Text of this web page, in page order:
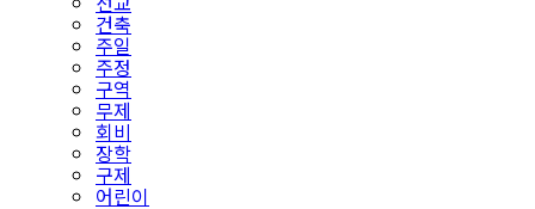
건축
주일
주정
구역
무제
회비
장학
구제
어린이